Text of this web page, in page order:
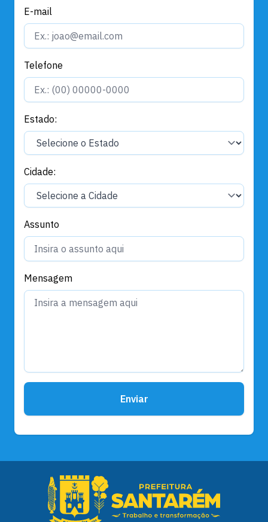
E-mail
Telefone
Estado:
Cidade:
Assunto
Mensagem
Enviar